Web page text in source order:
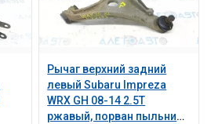
Рычаг верхний задний
левый Subaru Impreza
WRX GH 08-14 2.5T
ржавый, порван пыльник,